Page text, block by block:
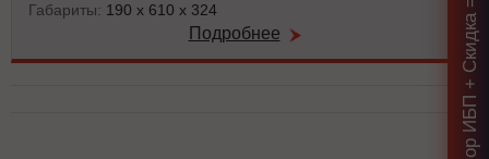
Габариты: 190 x 610 x 324
Подробнее